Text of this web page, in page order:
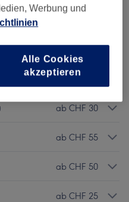
(3)
(9)
ab CHF 25
ab CHF 30
ab CHF 55
ab CHF 50
ab CHF 25
Werbung und
Alle Cookies
akzeptieren